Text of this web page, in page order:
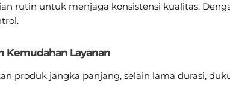
rutin untuk menjaga konsistensi kualitas.
Kemudahan Layanan
produk jangka panjang, selain lama durasi,